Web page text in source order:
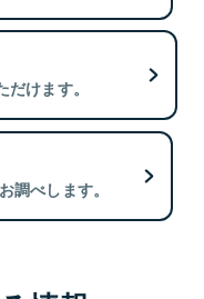
けます。
調べします。